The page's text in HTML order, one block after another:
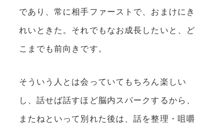
であり、常に相手ファーストで、おまけにき
れいときた。それでもなお成長したいと、ど
こまでも前向きです。
そういう人とは会っていてもちろん楽しい
し、話せば話すほど脳内スパークするから、
またねといって別れた後は、話を整理・咀嚼